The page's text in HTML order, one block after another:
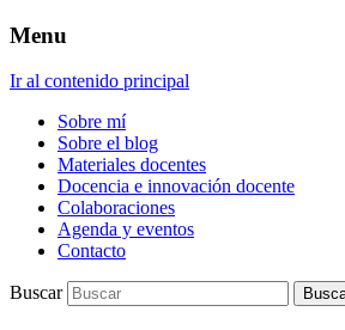
Menu
Ir al contenido principal
Sobre mí
Sobre el blog
Materiales docentes
Docencia e innovación docente
Colaboraciones
Agenda y eventos
Contacto
Buscar